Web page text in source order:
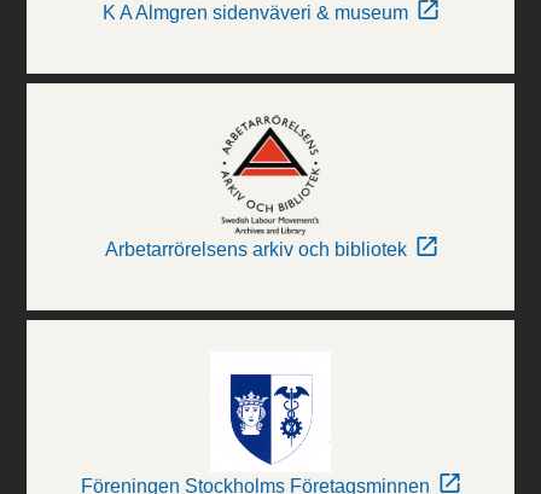
K A Almgren sidenväveri & museum
Arbetarrörelsens arkiv och bibliotek
Föreningen Stockholms Företagsminnen